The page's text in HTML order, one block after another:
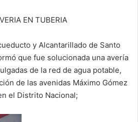
EN TUBERIA
y Alcantarillado de Santo
que fue solucionada una avería
de la red de agua potable,
de las avenidas Máximo Gómez
el Distrito Nacional;